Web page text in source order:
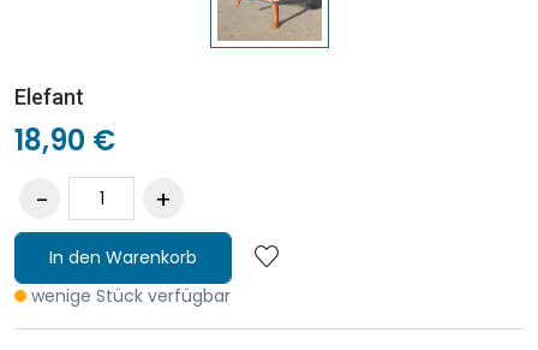
Elefant
18,90 €
In den Warenkorb
wenige Stück verfügbar